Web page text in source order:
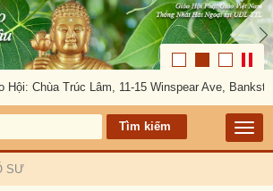
Chùa Trúc Lâm, 11-15 Winspear Ave, Bankstown,
SƯ